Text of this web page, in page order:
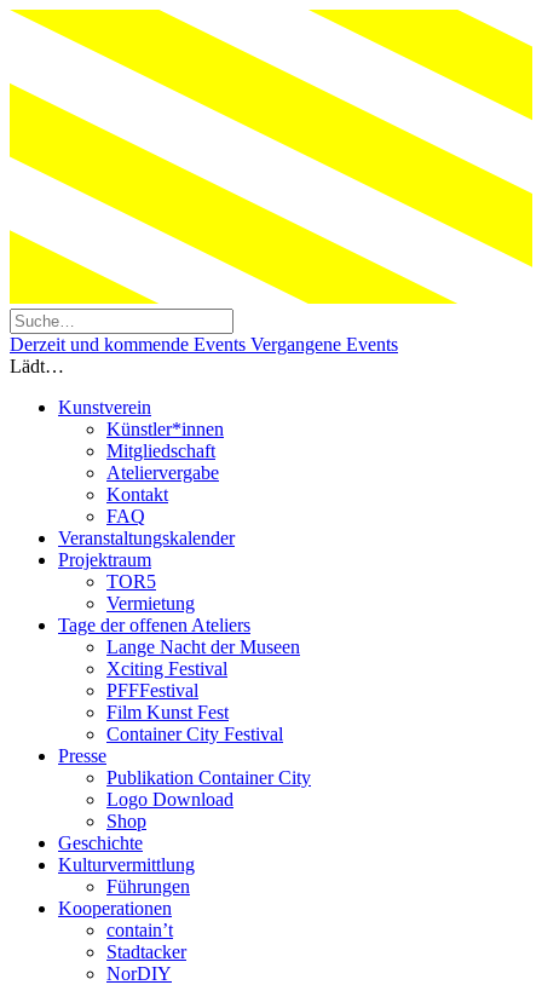
Derzeit und kommende Events Vergangene Events
Lädt…
Kunstverein
Künstler*innen
Mitgliedschaft
Ateliervergabe
Kontakt
FAQ
Veranstaltungskalender
Projektraum
TOR5
Vermietung
Tage der offenen Ateliers
Lange Nacht der Museen
Xciting Festival
PFFFestival
Film Kunst Fest
Container City Festival
Presse
Publikation Container City
Logo Download
Shop
Geschichte
Kulturvermittlung
Führungen
Kooperationen
contain’t
Stadtacker
NorDIY